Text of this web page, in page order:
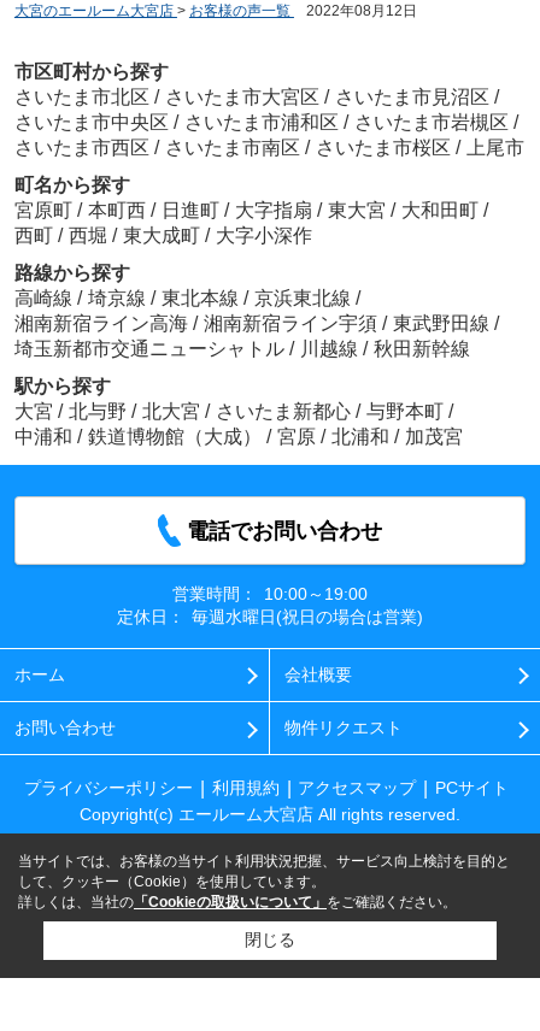
大宮のエールーム大宮店 > お客様の声一覧 2022年08月12日
市区町村から探す
さいたま市北区 / さいたま市大宮区 / さいたま市見沼区 /
さいたま市中央区 / さいたま市浦和区 / さいたま市岩槻区 /
さいたま市西区 / さいたま市南区 / さいたま市桜区 /
上尾市
町名から探す
宮原町 / 本町西 / 日進町 / 大字指扇 / 東大宮 / 大和田町 /
西町 / 西堀 / 東大成町 / 大字小深作
路線から探す
高崎線 / 埼京線 / 東北本線 / 京浜東北線 /
湘南新宿ライン高海 / 湘南新宿ライン宇須 / 東武野田線 /
埼玉新都市交通ニューシャトル / 川越線 / 秋田新幹線
駅から探す
大宮 / 北与野 / 北大宮 / さいたま新都心 / 与野本町 /
中浦和 / 鉄道博物館（大成） / 宮原 / 北浦和 / 加茂宮
電話でお問い合わせ
営業時間：
10:00～19:00
定休日：
毎週水曜日(祝日の場合は営業)
ホーム 会社概要
お問い合わせ 物件リクエスト
プライバシーポリシー 利用規約 アクセスマップ
PCサイト
Copyright(c) エールーム大宮店 All rights reserved.
当サイトでは、お客様の当サイト利用状況把握、サービス向上検討を目的と
して、クッキー（Cookie）を使用しています。
詳しくは、当社の 「Cookieの取扱いについて」 をご確認ください。
閉じる